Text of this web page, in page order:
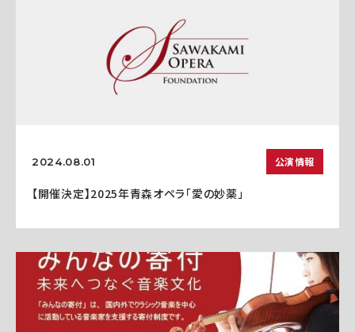
2024.08.01 公演情報
【開催決定】2025年青森オペラ「愛の妙薬」